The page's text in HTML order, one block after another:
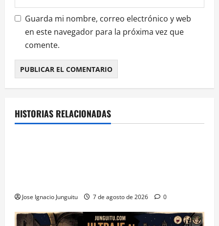
Guarda mi nombre, correo electrónico y web
en este navegador para la próxima vez que
comente.
HISTORIAS RELACIONADAS
¿HABLAMOS DE VINO? NOTICIAS VINO
Jose Ignacio Junguitu 7 de agosto de 2026 0